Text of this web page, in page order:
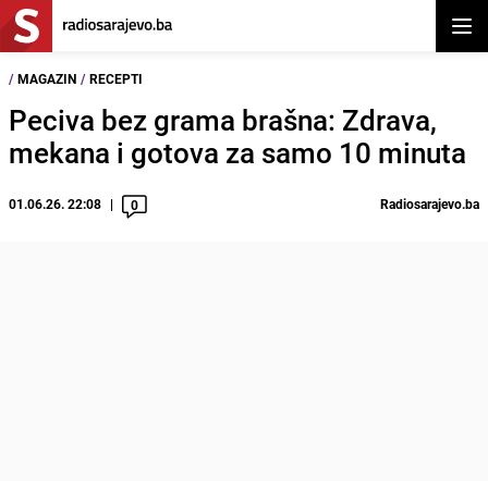
/ MAGAZIN / RECEPTI
Peciva bez grama brašna: Zdrava,
mekana i gotova za samo 10 minuta
01.06.26. 22:08 0 Radiosarajevo.ba